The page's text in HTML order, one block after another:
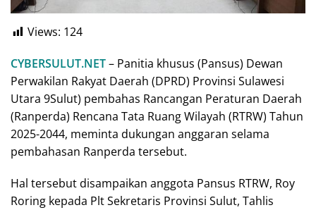
Views: 124
CYBERSULUT.NET– Panitia khusus (Pansus) Dewan
Perwakilan Rakyat Daerah (DPRD) Provinsi Sulawesi
Utara 9Sulut) pembahas Rancangan Peraturan Daerah
(Ranperda) Rencana Tata Ruang Wilayah (RTRW) Tahun
2025-2044, meminta dukungan anggaran selama
pembahasan Ranperda tersebut.
Hal tersebut disampaikan anggota Pansus RTRW, Roy
Roring kepada Plt Sekretaris Provinsi Sulut, Tahlis